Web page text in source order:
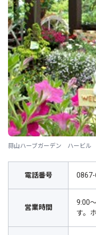
蒜山ハーブガーデン ハービル
電話番号
営業時間
9:00
す。